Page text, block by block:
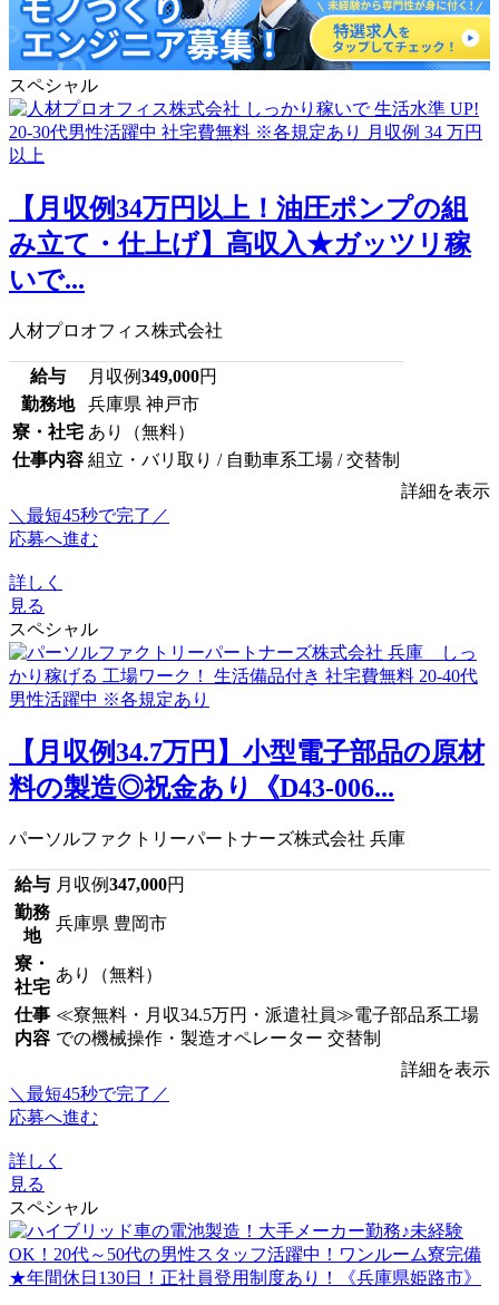
スペシャル
【月収例34万円以上！油圧ポンプの組
み立て・仕上げ】高収入★ガッツリ稼
いで...
人材プロオフィス株式会社
給与 月収例349,000円
勤務地
兵庫県 神戸市
寮・社宅 あり（無料）
仕事内容 組立・バリ取り / 自動車系工場 / 交替制
詳細を表示
＼最短45秒で完了／
応募へ進む
詳しく
見る
スペシャル
【月収例34.7万円】小型電子部品の原材
料の製造◎祝金あり《D43-006...
パーソルファクトリーパートナーズ株式会社 兵庫
給与 月収例347,000円
勤務
地
兵庫県 豊岡市
寮・
社宅
あり（無料）
仕事
内容
≪寮無料・月収34.5万円・派遣社員≫電子部品系工場
での機械操作・製造オペレーター 交替制
詳細を表示
＼最短45秒で完了／
応募へ進む
詳しく
見る
スペシャル